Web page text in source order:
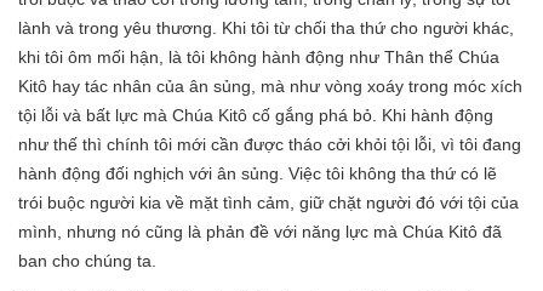
lành và trong yêu thương. Khi tôi từ chối tha thứ cho người khác,
khi tôi ôm mối hận, là tôi không hành động như Thân thể Chúa
Kitô hay tác nhân của ân sủng, mà như vòng xoáy trong móc xích
tội lỗi và bất lực mà Chúa Kitô cố gắng phá bỏ. Khi hành động
như thế thì chính tôi mới cần được tháo cởi khỏi tội lỗi, vì tôi đang
hành động đối nghịch với ân sủng. Việc tôi không tha thứ có lẽ
trói buộc người kia về mặt tình cảm, giữ chặt người đó với tội của
mình, nhưng nó cũng là phản đề với năng lực mà Chúa Kitô đã
ban cho chúng ta.